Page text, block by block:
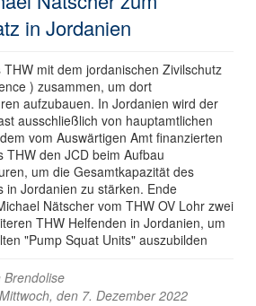
in Jordanien
mit dem jordanischen Zivilschutz
) zusammen, um dort
aufzubauen. In Jordanien wird der
ausschließlich von hauptamtlichen
vom Auswärtigen Amt finanzierten
THW den JCD beim Aufbau
um die Gesamtkapazität des
in Jordanien zu stärken. Ende
Nätscher vom THW OV Lohr zwei
THW Helfenden in Jordanien, um
"Pump Squat Units" auszubilden
Brendolise
den 7. Dezember 2022